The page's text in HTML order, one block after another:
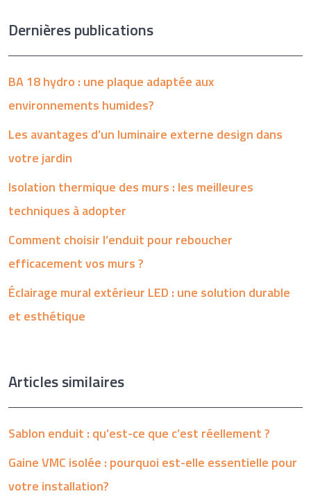
Dernières publications
BA 18 hydro : une plaque adaptée aux
environnements humides?
Les avantages d’un luminaire externe design dans
votre jardin
Isolation thermique des murs : les meilleures
techniques à adopter
Comment choisir l’enduit pour reboucher
efficacement vos murs ?
Éclairage mural extérieur LED : une solution durable
et esthétique
Articles similaires
Sablon enduit : qu’est-ce que c’est réellement ?
Gaine VMC isolée : pourquoi est-elle essentielle pour
votre installation?